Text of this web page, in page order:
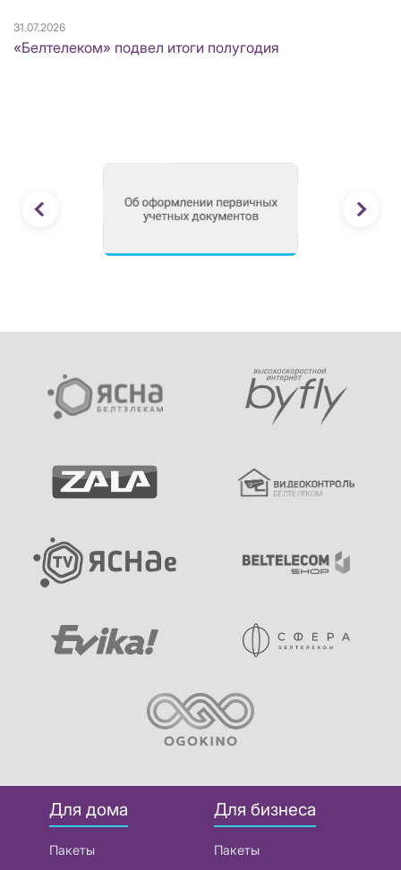
31.07.2026
«Белтелеком» подвел итоги полугодия
Для дома
Пакеты
Для бизнеса
Пакеты